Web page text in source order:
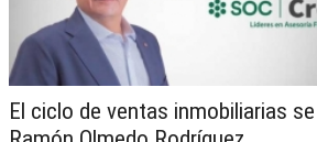
El ciclo de ventas inmobiliarias